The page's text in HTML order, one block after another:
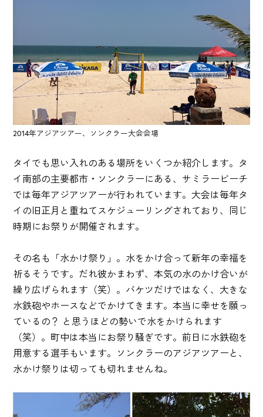
2014年アジアツアー、ソンクラー大会会場
タイでも思い入れのある場所をいくつか紹介します。タ
イ南部の主要都市・ソンクラーにある、サミラービーチ
では毎年アジアツアーが行われています。大会は毎年タ
イの旧正月と重ねてスケジューリングされており、同じ
時期にお祭りが開催されます。
その名も「水かけ祭り」。水をかけ合って新年の幸福を
祈るそうです。だれ彼かまわず、本気の水のかけ合いが
繰り広げられます（笑）。バケツだけではなく、大きな
水鉄砲やホースなどでかけてきます。本当に幸せを願っ
ているの？ と思うほどの勢いで水をかけられます
（笑）。町中は本当にお祭り騒ぎです。前日に水鉄砲を
用意する選手もいます。ソンクラーのアジアツアーと、
水かけ祭りは切っても切れませんね。